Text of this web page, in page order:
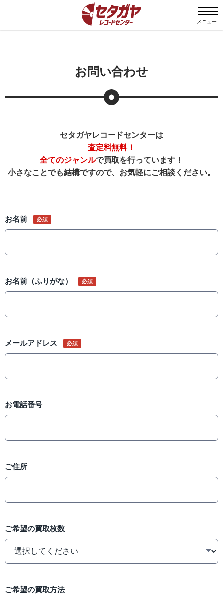
メニュー
お問い合わせ
セタガヤレコードセンターは
査定料無料！
全てのジャンルで買取を行っています！
小さなことでも結構ですので、お気軽にご相談ください。
お名前 必須
お名前（ふりがな） 必須
メールアドレス 必須
お電話番号
ご住所
ご希望の買取枚数
ご希望の買取方法